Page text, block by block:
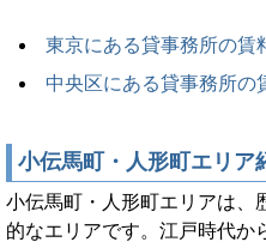
東京にある貸事務所の賃
中央区にある貸事務所の
小伝馬町・人形町エリア
小伝馬町・人形町エリアは、
的なエリアです。江戸時代か